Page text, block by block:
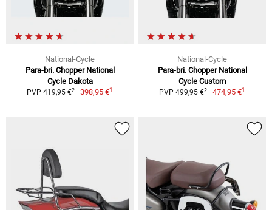
National-Cycle
Para-bri. Chopper National
Cycle Dakota
PVP 419,95 €2 398,95 €1
National-Cycle
Para-bri. Chopper National
Cycle Custom
PVP 499,95 €2 474,95 €1